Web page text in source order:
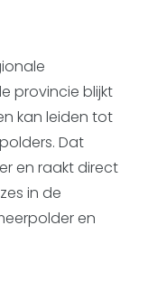
provincie blijkt
kan leiden tot
Dat
en raakt direct
in de
en